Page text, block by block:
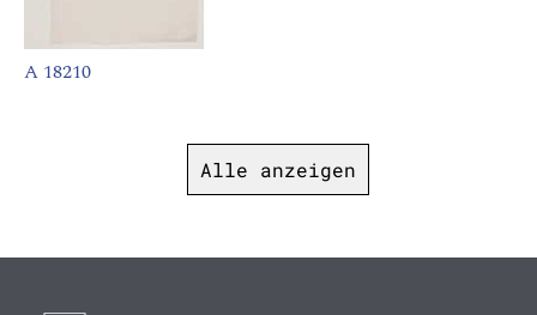
A 18210
Alle anzeigen